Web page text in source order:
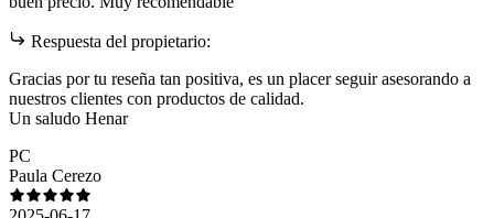
Respuesta del propietario:
Gracias por tu reseña tan positiva, es un placer seguir asesorando a
nuestros clientes con productos de calidad.
Un saludo Henar
PC
Paula Cerezo